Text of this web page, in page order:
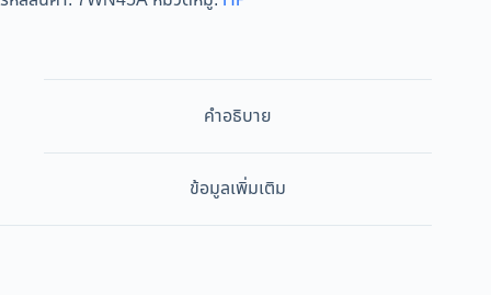
คำอธิบาย
ข้อมูลเพิ่มเติม